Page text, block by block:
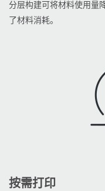
分层构建可将材料使用量
了材料消耗。
按需打印